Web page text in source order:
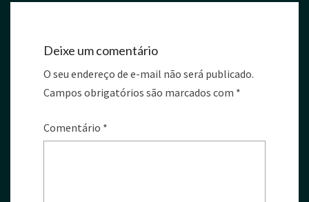
Deixe um comentário
O seu endereço de e-mail não será publicado.
Campos obrigatórios são marcados com *
Comentário *